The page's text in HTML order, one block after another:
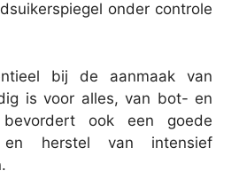
onder controle
bij de aanmaak van
is voor alles, van bot- en
ook een goede
en herstel van intensief